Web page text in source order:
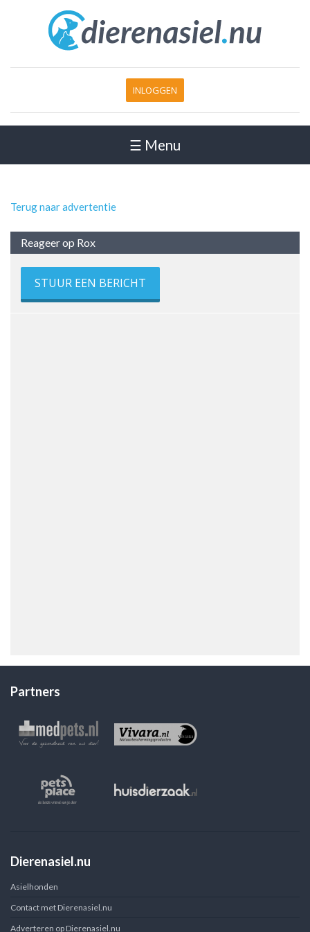
INLOGGEN
☰ Menu
Terug naar advertentie
Reageer op Rox
STUUR EEN BERICHT
Partners
Dierenasiel.nu
Asielhonden
Contact met Dierenasiel.nu
Adverteren op Dierenasiel.nu